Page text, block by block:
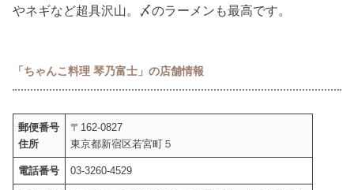
やネギなど超具沢山。〆のラーメンも最高です。
「ちゃんこ料理 琴乃富士」の店舗情報
郵便番号
住所
〒162-0827
東京都新宿区若宮町５
電話番号 03-3260-4529